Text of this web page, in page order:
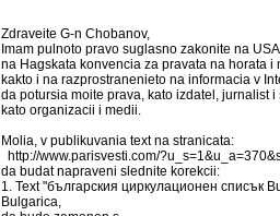
Zdraveite G-n Chobanov,
Imam pulnoto pravo suglasno zakonite na
na Hagskata konvencia za pravata na horata i
kakto i na razprostranenieto na informacia v
da potursia moite prava, kato izdatel, jurnalist
kato organizacii i medii.
Molia, v publikuvania text na stranicata:
http://www.parisvesti.com/
da budat napraveni slednite korekcii:
1. Text "българския циркулационен списък
Bulgarica,